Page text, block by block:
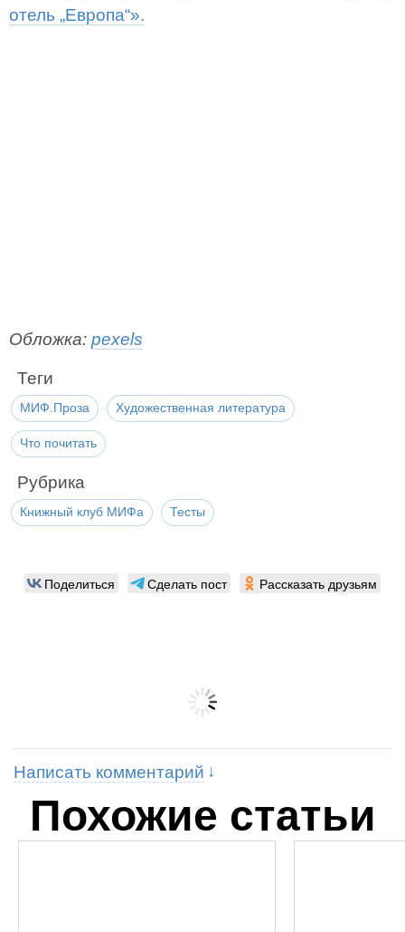
отель „Европа“».
Обложка: pexels
Теги
МИФ.Проза Художественная литература
Что почитать
Рубрика
Книжный клуб МИФа Тесты
Поделиться Сделать пост Рассказать друзьям
Написать комментарий
Похожие статьи